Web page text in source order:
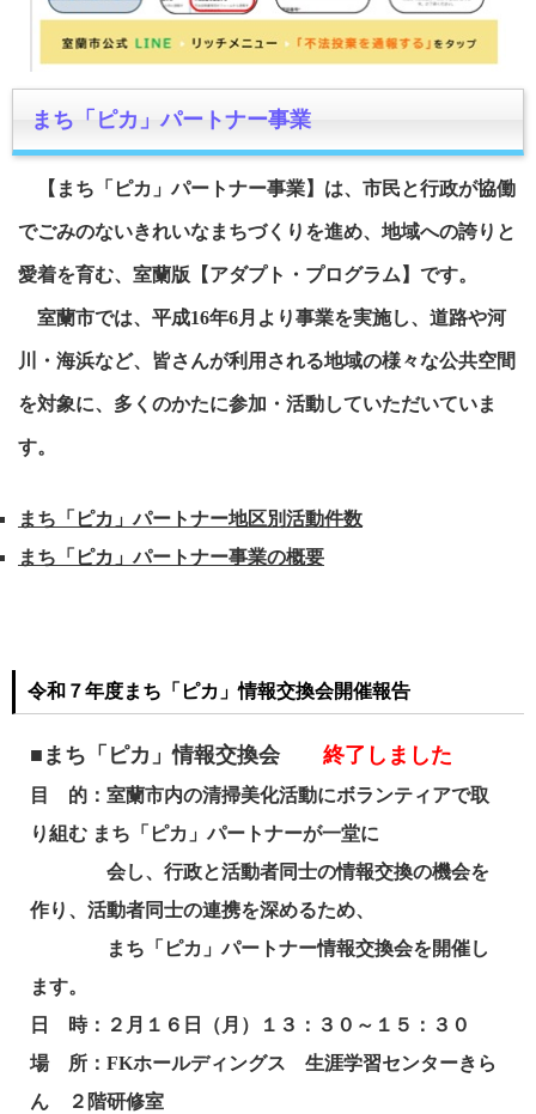
まち「ピカ」パートナー事業
【まち「ピカ」パートナー事業】 は、市民と行政が協働
でごみのないきれいなまちづくりを進め、地域への誇りと
愛着を育む、室蘭版 【アダプト・プログラム】 です。
室蘭市では、平成16年6月より事業を実施し、道路や河
川・海浜など、皆さんが利用される地域の様々な公共空間
を対象に、多くのかたに参加・活動していただいていま
す。
まち「ピカ」パートナー地区別活動件数
まち「ピカ」パートナー事業の概要
令和７年度まち「ピカ」情報交換会開催報告
■まち「ピカ」情報交換会 終了しました
目 的：室蘭市内の清掃美化活動にボランティアで取
り組む まち「ピカ」パートナーが一堂に
会し、行政と活動者同士の情報交換の機会を
作り、活動者同士の連携を深めるため、
まち「ピカ」パートナー情報交換会を開催し
ます。
日 時：２月１６日（月）１３：３０～１５：３０
場 所： FKホールディングス 生涯学習センターきら
ん ２階研修室